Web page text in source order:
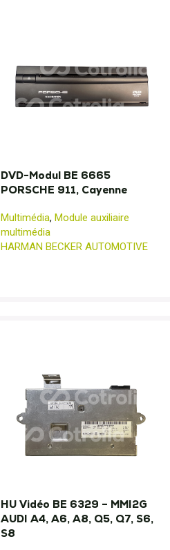
DVD-Modul BE 6665
PORSCHE 911, Cayenne
Multimédia, Module auxiliaire
multimédia
HARMAN BECKER AUTOMOTIVE
HU Vidéo BE 6329 – MMI2G
AUDI A4, A6, A8, Q5, Q7, S6,
S8